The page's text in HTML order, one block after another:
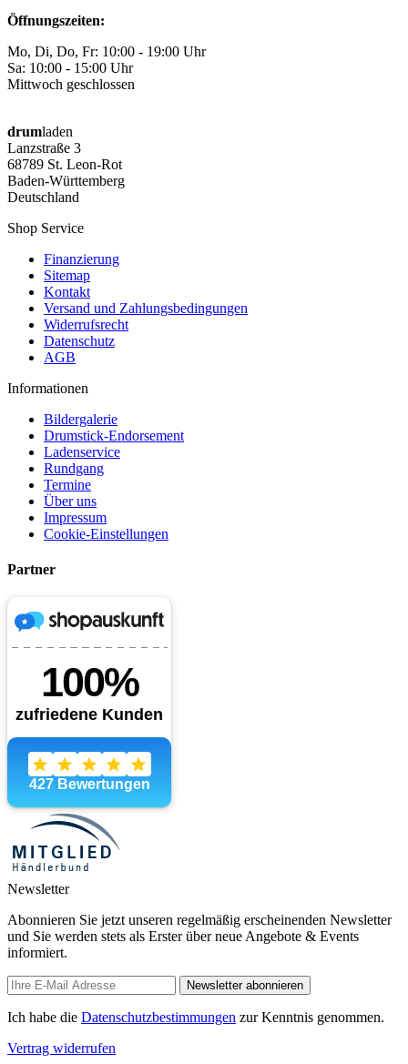
Öffnungszeiten:
Mo, Di, Do, Fr: 10:00 - 19:00 Uhr
Sa: 10:00 - 15:00 Uhr
Mittwoch geschlossen
drumladen
Lanzstraße 3
68789 St. Leon-Rot
Baden-Württemberg
Deutschland
Shop Service
Finanzierung
Sitemap
Kontakt
Versand und Zahlungsbedingungen
Widerrufsrecht
Datenschutz
AGB
Informationen
Bildergalerie
Drumstick-Endorsement
Ladenservice
Rundgang
Termine
Über uns
Impressum
Cookie-Einstellungen
Partner
Newsletter
Abonnieren Sie jetzt unseren regelmäßig erscheinenden Newsletter
und Sie werden stets als Erster über neue Angebote & Events
informiert.
Newsletter abonnieren
Ich habe die Datenschutzbestimmungen zur Kenntnis genommen.
Vertrag widerrufen